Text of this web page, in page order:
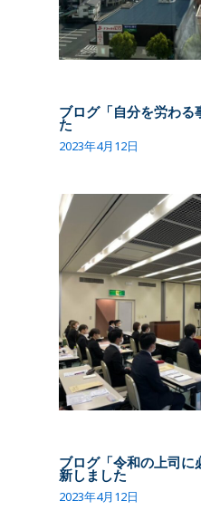
ブログ「自分を労わる
た
2023年4月12日
ブログ「令和の上司
新しました
2023年4月12日